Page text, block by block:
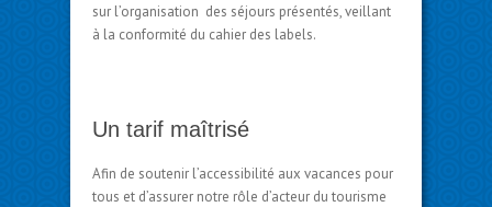
sur l’organisation des séjours présentés, veillant
à la conformité du cahier des labels.
Un tarif maîtrisé
Afin de soutenir l’accessibilité aux vacances pour
tous et d’assurer notre rôle d’acteur du tourisme